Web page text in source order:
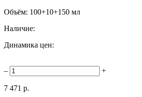
Объём: 100+10+150 мл
Наличие:
Динамика цен:
– +
7 471 р.